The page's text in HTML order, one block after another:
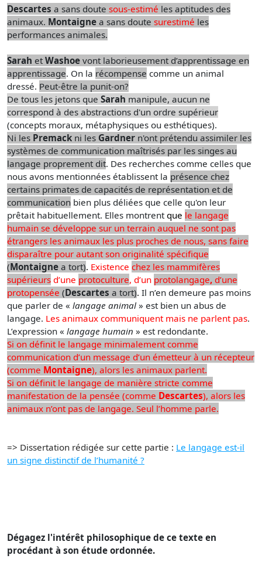
Descartes a sans doute sous-estimé les aptitudes des
animaux. Montaigne a sans doute surestimé les
performances animales.
Sarah et Washoe vont laborieusement d’apprentissage en
apprentissage. On la récompense comme un animal
dressé. Peut-être la punit-on?
De tous les jetons que Sarah manipule, aucun ne
correspond à des abstractions d'un ordre supérieur
(concepts moraux, métaphysiques ou esthétiques).
Ni les Premack ni les Gardner n'ont prétendu assimiler les
systèmes de communication maîtrisés par les singes au
langage proprement dit. Des recherches comme celles que
nous avons mentionnées établissent la présence chez
certains primates de capacités de représentation et de
communication bien plus déliées que celle qu'on leur
prêtait habituellement. Elles montrent que le langage
humain se développe sur un terrain auquel ne sont pas
étrangers les animaux les plus proches de nous, sans faire
disparaître pour autant son originalité spécifique
(Montaigne a tort). Existence chez les mammifères
supérieurs d’une protoculture, d’un protolangage, d’une
protopensée (Descartes a tort). Il n’en demeure pas moins
que parler de « langage animal » est bien un abus de
langage. Les animaux communiquent mais ne parlent pas.
L’expression « langage humain » est redondante.
Si on définit le langage minimalement comme
communication d’un message d’un émetteur à un récepteur
(comme Montaigne), alors les animaux parlent.
Si on définit le langage de manière stricte comme
manifestation de la pensée (comme Descartes), alors les
animaux n’ont pas de langage. Seul l’homme parle.
=> Dissertation rédigée sur cette partie : Le langage est-il
un signe distinctif de l’humanité ?
Dégagez l'intérêt philosophique de ce texte en
procédant à son étude ordonnée.